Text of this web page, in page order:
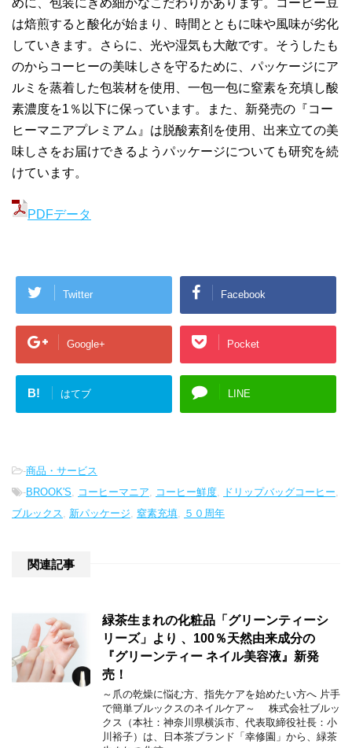
は焙煎すると酸化が始まり、時間とともに味や風味が劣化
していきます。さらに、光や湿気も大敵です。そうしたも
のからコーヒーの美味しさを守るために、パッケージにア
ルミを蒸着した包装材を使用、一包一包に窒素を充填し酸
素濃度を1％以下に保っています。また、新発売の『コー
ヒーマニアプレミアム』は脱酸素剤を使用、出来立ての美
味しさをお届けできるようパッケージについても研究を続
けています。
PDFデータ
Twitter Facebook
Google+ Pocket
B! はてブ LINE
-商品・サービス
-BROOK'S コーヒーマニア コーヒー鮮度 ドリップバッグコーヒー
ブルックス
新パッケージ 窒素充填 ５０周年
関連記事
緑茶生まれの化粧品「グリーンティーシ
リーズ」より 、100％天然由来成分の
『グリーンティー ネイル美容液』新発
売！
～爪の乾燥に悩む方、指先ケアを始めたい方へ 片手
で簡単ブルックスのネイルケア～ 株式会社ブルッ
クス（本社：神奈川県横浜市、代表取締役社長：小
川裕子）は、日本茶ブランド「幸修園」から、緑茶